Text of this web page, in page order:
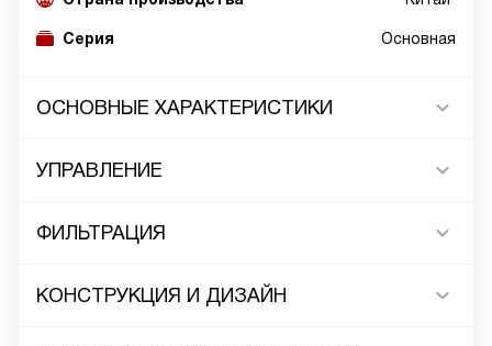
Серия Основная
ОСНОВНЫЕ ХАРАКТЕРИСТИКИ
УПРАВЛЕНИЕ
ФИЛЬТРАЦИЯ
КОНСТРУКЦИЯ И ДИЗАЙН